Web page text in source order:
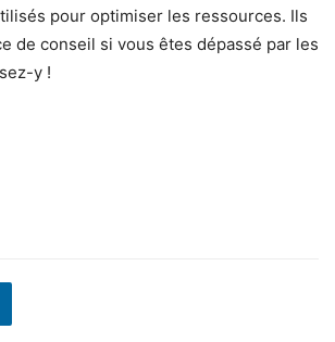
pour optimiser les ressources. Ils
de conseil si vous êtes dépassé par les
y !